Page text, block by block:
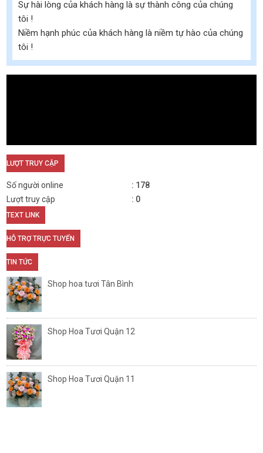
Sự hài lòng của khách hàng là sự thành công của chúng
tôi !
Niềm hạnh phúc của khách hàng là niềm tự hào của chúng
tôi !
LƯỢT TRUY CẬP
Số người online
178
Lượt truy cập
0
TEXT LINK
HỖ TRỢ TRỰC TUYẾN
TIN TỨC
Shop hoa tươi Tân Bình
Shop Hoa Tươi Quận 12
Shop Hoa Tươi Quận 11